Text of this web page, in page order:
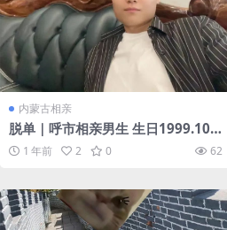
内蒙古相亲
脱单｜呼市相亲男生 生日1999.10.1
身高180 体重65kg 央企技术职工 收
入12万 本科 有车，有独立购房能力
1 年前 2 0 62